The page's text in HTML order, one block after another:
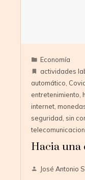
Economía
actividades
automático,
entretenimiento,
internet,
seguridad, sin
Hacia una
José Antonio